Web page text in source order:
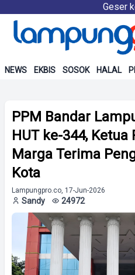
Geser
NEWS EKBIS SOSOK HALAL
PPM Bandar
HUT ke-344,
Marga Terima
Kota
Lampungpro.co, 17-Jun-2026
Sandy 24972